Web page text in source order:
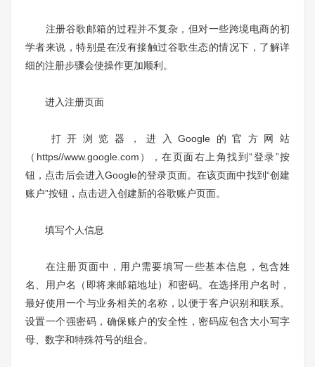
注册谷歌邮箱的过程并不复杂，但对一些跨境电商的初
学者来说，特别是在没有接触过谷歌生态的情况下，了解详
细的注册步骤会使操作更加顺利。
进入注册页面
打开浏览器，进入Google的官方网站
（https//www.google.com），在页面右上角找到“登录”按
钮，点击后会进入Google的登录页面。在该页面中找到“创建
账户”按钮，点击进入创建新的谷歌账户页面。
填写个人信息
在注册页面中，用户需要填写一些基本信息，包含姓
名、用户名（即将来邮箱地址）和密码。在选择用户名时，
最好使用一个与业务相关的名称，以便于客户识别和联系。
设置一个强密码，确保账户的安全性，密码应包含大小写字
母、数字和特殊符号的组合。